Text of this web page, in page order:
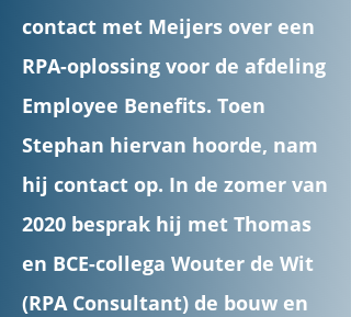
contact met Meijers over een
RPA-oplossing voor de afdeling
Employee Benefits. Toen
Stephan hiervan hoorde, nam
hij contact op. In de zomer van
2020 besprak hij met Thomas
en BCE-collega Wouter de Wit
(RPA Consultant) de bouw en